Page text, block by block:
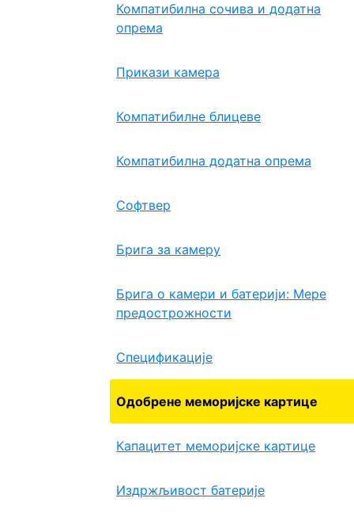
Компатибилна сочива и додатна
опрема
Прикази камера
Компатибилне блицеве
Компатибилна додатна опрема
Софтвер
Брига за камеру
Брига о камери и батерији: Мере
предострожности
Спецификације
Одобрене меморијске картице
Капацитет меморијске картице
Издржљивост батерије